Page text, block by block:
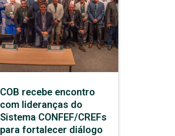
COB recebe encontro
com lideranças do
Sistema CONFEF/CREFs
para fortalecer diálogo